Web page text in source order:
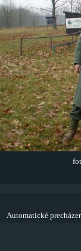
Automatické